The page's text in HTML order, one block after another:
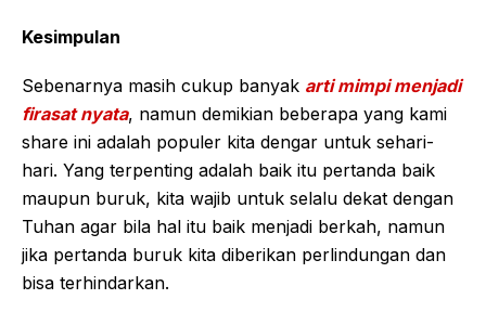
Kesimpulan
Sebenarnya masih cukup banyak arti mimpi menjadi
firasat nyata, namun demikian beberapa yang kami
share ini adalah populer kita dengar untuk sehari-
hari. Yang terpenting adalah baik itu pertanda baik
maupun buruk, kita wajib untuk selalu dekat dengan
Tuhan agar bila hal itu baik menjadi berkah, namun
jika pertanda buruk kita diberikan perlindungan dan
bisa terhindarkan.